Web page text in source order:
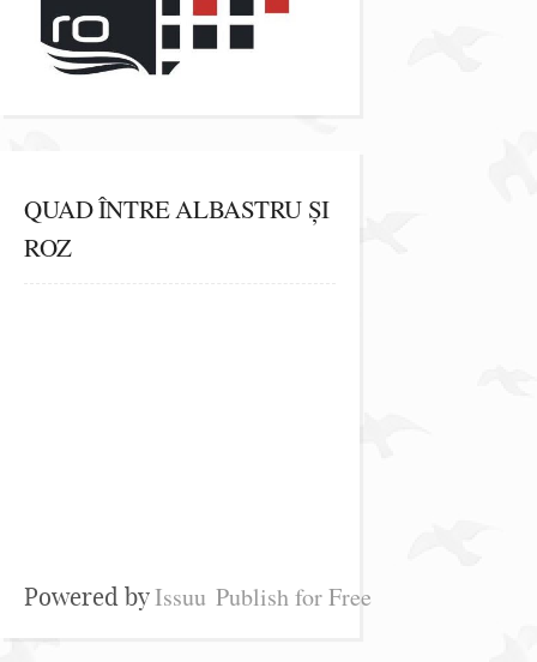
QUAD ÎNTRE ALBASTRU ȘI
ROZ
Powered byIssuu Publish for Free